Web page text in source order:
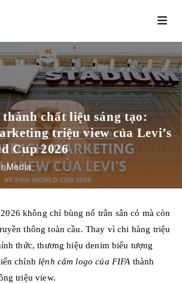
chất liệu sáng tạo:
triệu view của Levi’s
Cup 2026
không chỉ bùng nổ trân sân cỏ mà còn
thông toàn cầu. Thay vì chi hàng triệu
thức, thương hiệu denim biểu tượng
chính lệnh cấm logo của FIFA thành
triệu view.